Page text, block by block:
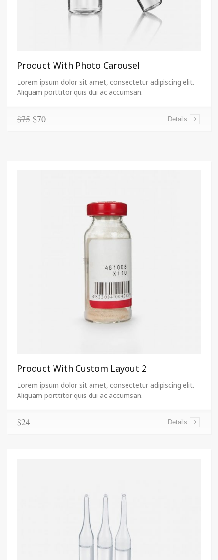
Product With Photo Carousel
Lorem ipsum dolor sit amet, consectetur adipiscing elit.
Aliquam porttitor quis dui ac accumsan.
$75 $70 Details
Product With Custom Layout 2
Lorem ipsum dolor sit amet, consectetur adipiscing elit.
Aliquam porttitor quis dui ac accumsan.
$24 Details